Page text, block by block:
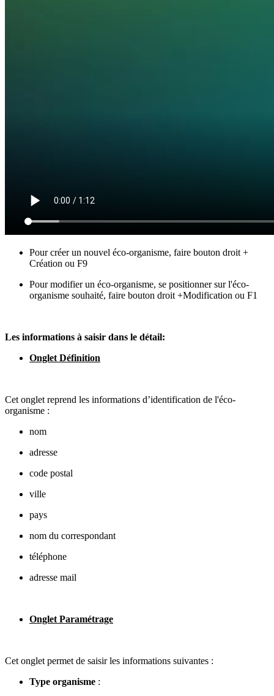
Pour créer un nouvel éco-organisme, faire bouton droit +
Création ou F9
Pour modifier un éco-organisme, se positionner sur l'éco-
organisme souhaité, faire bouton droit +Modification ou F1
Les informations à saisir dans le détail:
Onglet Définition
Cet onglet reprend les informations d’identification de l'éco-
organisme :
nom
adresse
code postal
ville
pays
nom du correspondant
téléphone
adresse mail
Onglet Paramétrage
Cet onglet permet de saisir les informations suivantes :
Type organisme :